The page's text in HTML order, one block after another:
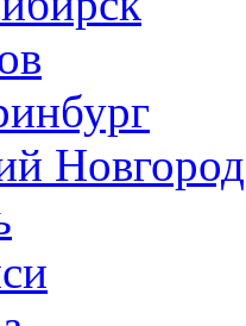
Новгород